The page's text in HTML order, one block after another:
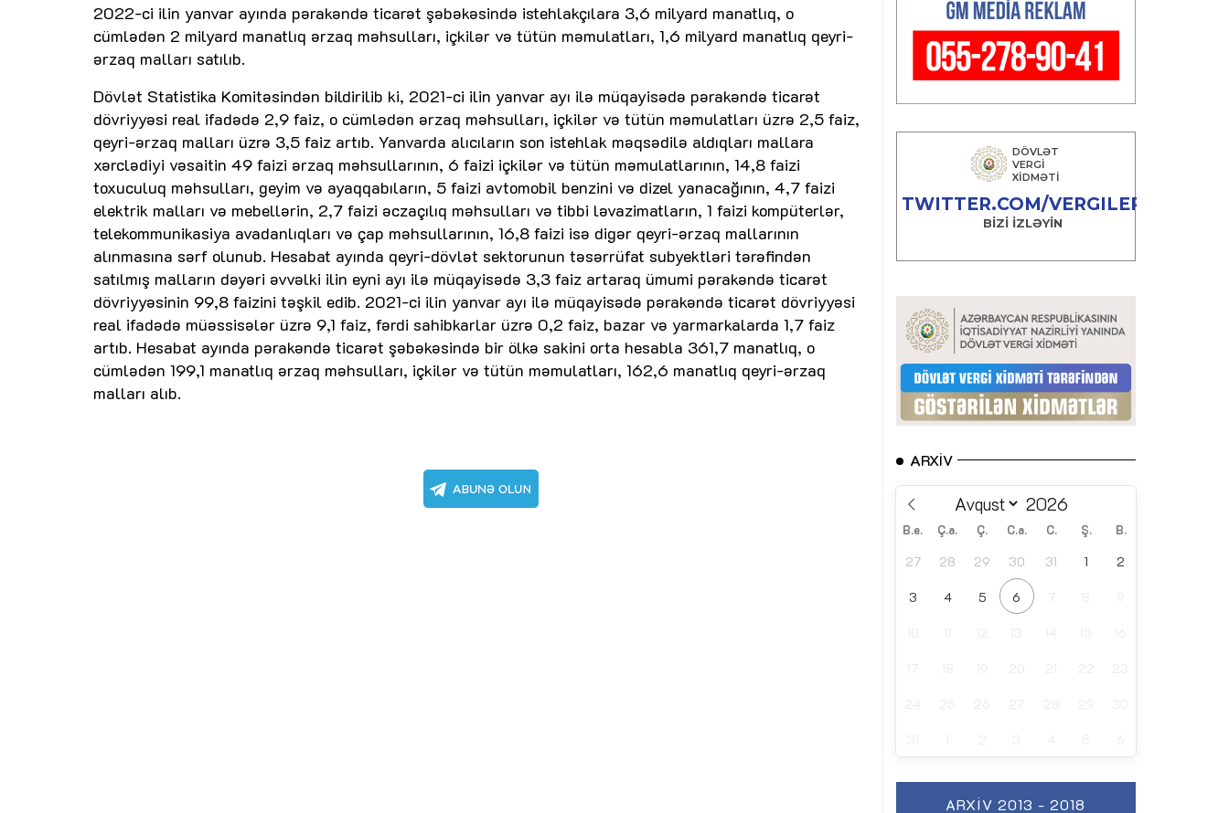
2022-ci ilin yanvar ayında pərakəndə ticarət şəbəkəsində istehlakçılara 3,6 milyard manatlıq, o
cümlədən 2 milyard manatlıq ərzaq məhsulları, içkilər və tütün məmulatları, 1,6 milyard manatlıq qeyri-
ərzaq malları satılıb.
Dövlət Statistika Komitəsindən bildirilib ki, 2021-ci ilin yanvar ayı ilə müqayisədə pərakəndə ticarət
dövriyyəsi real ifadədə 2,9 faiz, o cümlədən ərzaq məhsulları, içkilər və tütün məmulatları üzrə 2,5 faiz,
qeyri-ərzaq malları üzrə 3,5 faiz artıb. Yanvarda alıcıların son istehlak məqsədilə aldıqları mallara
xərclədiyi vəsaitin 49 faizi ərzaq məhsullarının, 6 faizi içkilər və tütün məmulatlarının, 14,8 faizi
toxuculuq məhsulları, geyim və ayaqqabıların, 5 faizi avtomobil benzini və dizel yanacağının, 4,7 faizi
elektrik malları və mebellərin, 2,7 faizi əczaçılıq məhsulları və tibbi ləvazimatların, 1 faizi kompüterlər,
telekommunikasiya avadanlıqları və çap məhsullarının, 16,8 faizi isə digər qeyri-ərzaq mallarının
alınmasına sərf olunub. Hesabat ayında qeyri-dövlət sektorunun təsərrüfat subyektləri tərəfindən
satılmış malların dəyəri əvvəlki ilin eyni ayı ilə müqayisədə 3,3 faiz artaraq ümumi pərakəndə ticarət
dövriyyəsinin 99,8 faizini təşkil edib. 2021-ci ilin yanvar ayı ilə müqayisədə pərakəndə ticarət dövriyyəsi
real ifadədə müəssisələr üzrə 9,1 faiz, fərdi sahibkarlar üzrə 0,2 faiz, bazar və yarmarkalarda 1,7 faiz
artıb. Hesabat ayında pərakəndə ticarət şəbəkəsində bir ölkə sakini orta hesabla 361,7 manatlıq, o
cümlədən 199,1 manatlıq ərzaq məhsulları, içkilər və tütün məmulatları, 162,6 manatlıq qeyri-ərzaq
malları alıb.
ARXIV
B.e. Ç.a. Ç. C.a. C. Ş. B.
27 28 29 30 31 1 2
3 4 5 6
ARXIV 2013 - 2018